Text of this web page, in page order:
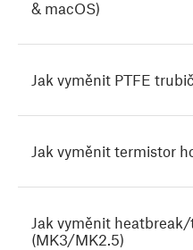
& macOS)
Jak vyměnit PTFE
Jak vyměnit termistor
Jak vyměnit
(MK3/MK2.5)